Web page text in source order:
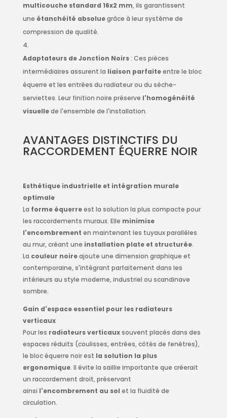
multicouche standard 16x2 mm, ils garantissent
une étanchéité absoluegrâce à leur système de
compression de qualité.
Adaptateurs de Jonction Noirs: Ces pièces
intermédiaires assurent la liaison parfaiteentre le bloc
équerre et les entrées du radiateur ou du sèche-
serviettes. Leur finition noire préserve l'homogénéité
visuellede l'ensemble de l'installation.
AVANTAGES DISTINCTIFS DU
RACCORDEMENT ÉQUERRE NOIR
Esthétique industrielle et intégration murale
optimale
La forme équerreest la solution la plus compacte pour
les raccordements muraux. Elle minimise
l'encombrement en maintenant les tuyaux parallèles
au mur, créant une installation plate et structurée.
La couleur noireajoute une dimension graphique et
contemporaine, s'intégrant parfaitement dans les
intérieurs au style moderne, industriel ou scandinave
sombre.
Gain d'espace essentiel pour les radiateurs
verticaux
Pour les radiateurs verticauxsouvent placés dans des
espaces réduits (coulisses, entrées, côtés de fenêtres),
le bloc équerre noir est la solution la plus
ergonomique. Il évite la saillie importante que créerait
un raccordement droit, préservant
ainsi l'encombrement au sol et la fluidité de
circulation.